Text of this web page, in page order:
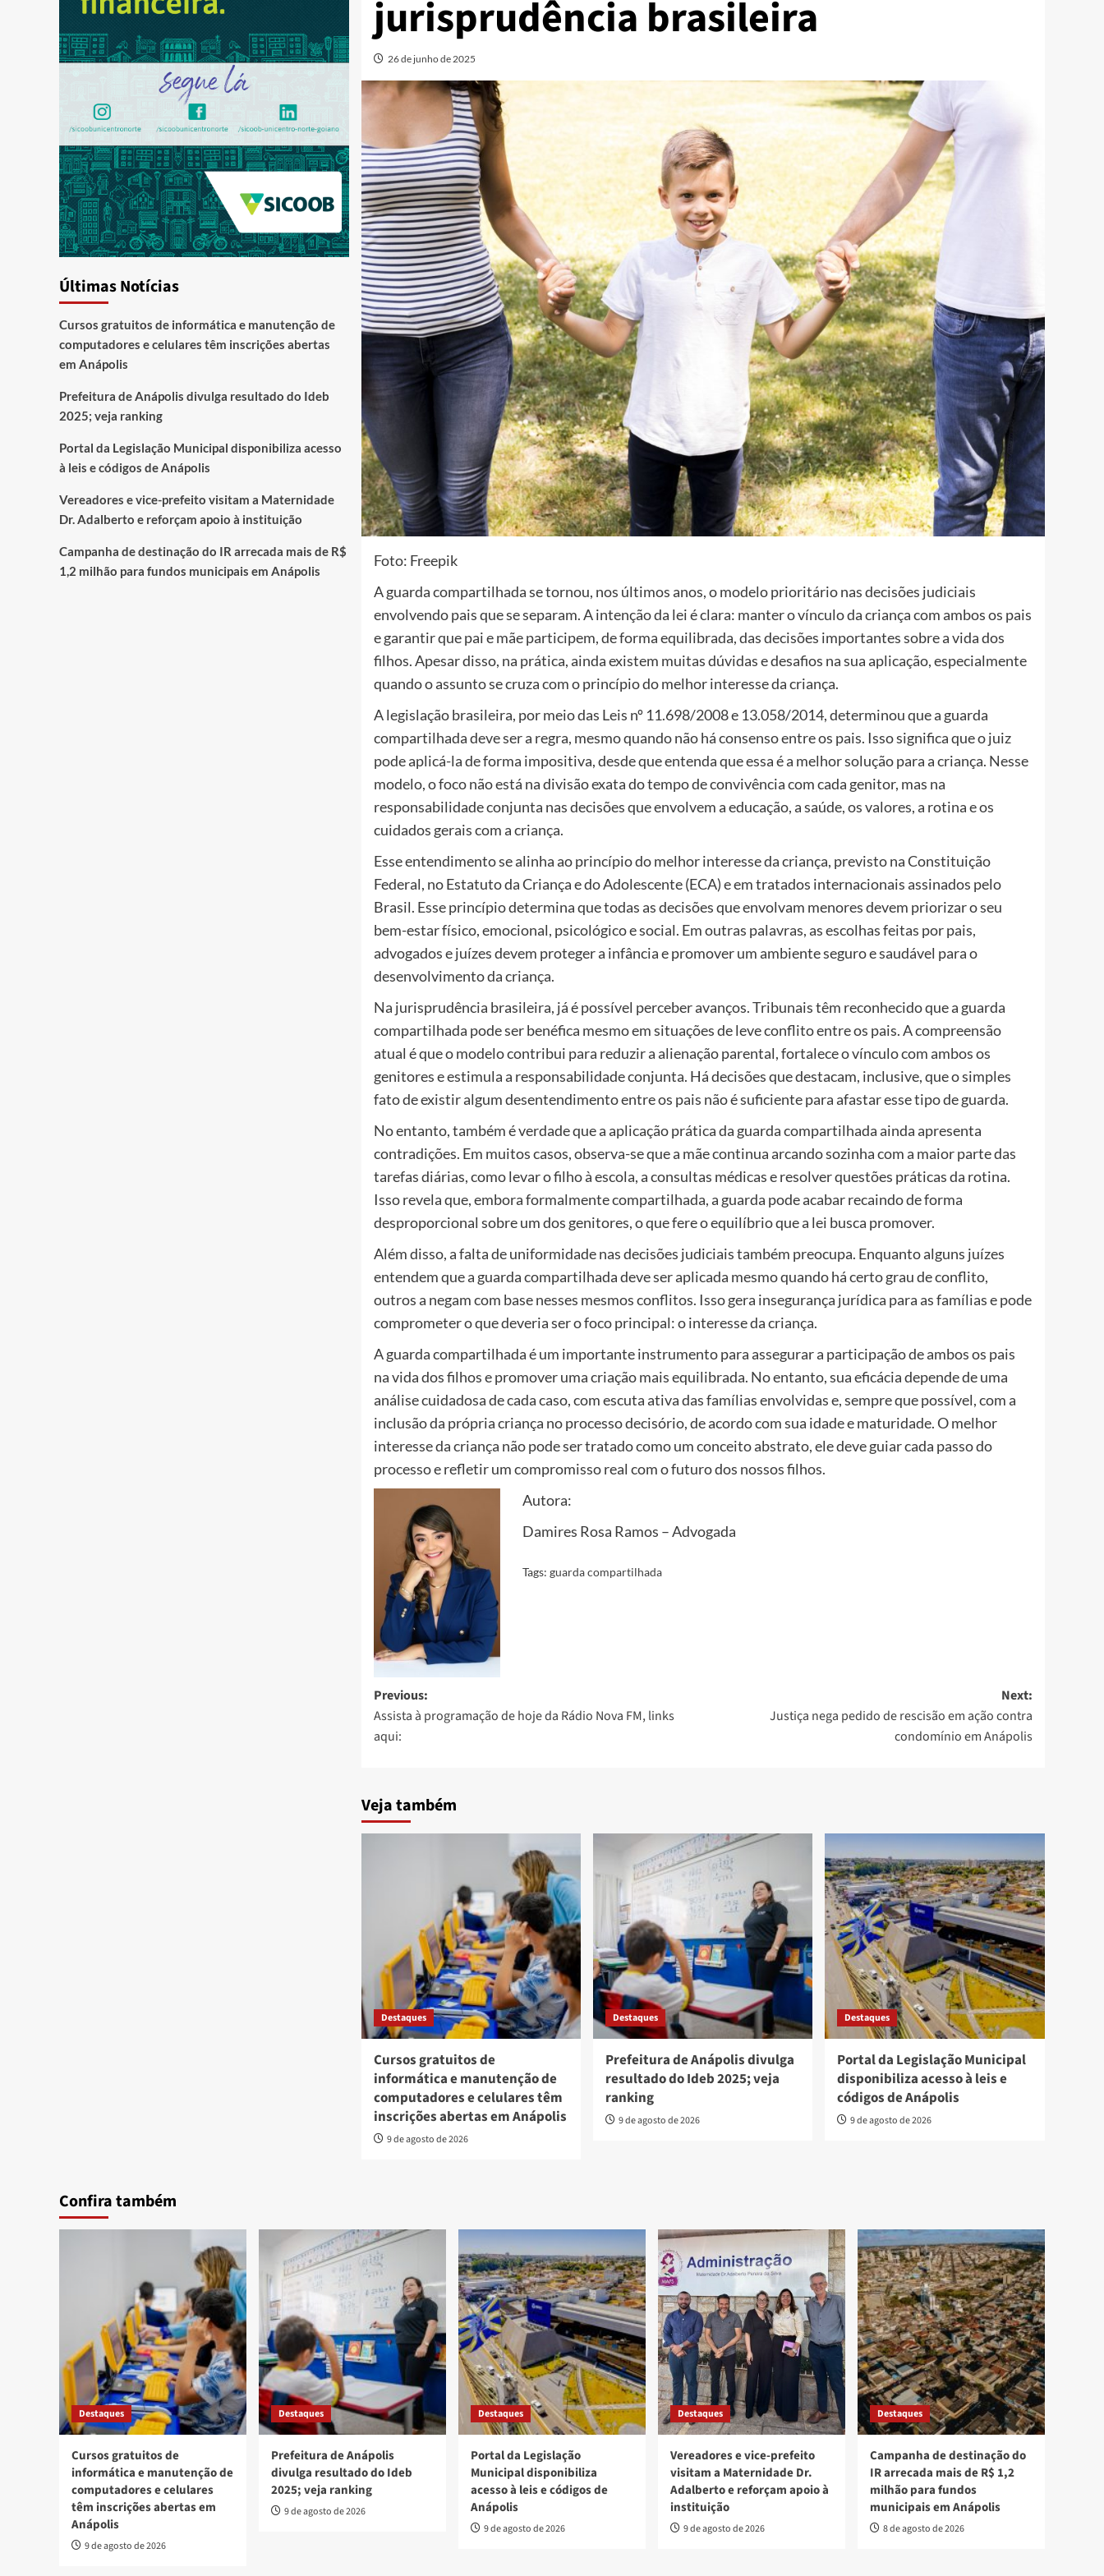
jurisprudência brasileira
26 de junho de 2025
Foto: Freepik
A guarda compartilhada se tornou, nos últimos anos, o modelo prioritário nas decisões judiciais
envolvendo pais que se separam. A intenção da lei é clara: manter o vínculo da criança com ambos os pais
e garantir que pai e mãe participem, de forma equilibrada, das decisões importantes sobre a vida dos
filhos. Apesar disso, na prática, ainda existem muitas dúvidas e desafios na sua aplicação, especialmente
quando o assunto se cruza com o princípio do melhor interesse da criança.
A legislação brasileira, por meio das Leis nº 11.698/2008 e 13.058/2014, determinou que a guarda
compartilhada deve ser a regra, mesmo quando não há consenso entre os pais. Isso significa que o juiz
pode aplicá-la de forma impositiva, desde que entenda que essa é a melhor solução para a criança. Nesse
modelo, o foco não está na divisão exata do tempo de convivência com cada genitor, mas na
responsabilidade conjunta nas decisões que envolvem a educação, a saúde, os valores, a rotina e os
cuidados gerais com a criança.
Esse entendimento se alinha ao princípio do melhor interesse da criança, previsto na Constituição
Federal, no Estatuto da Criança e do Adolescente (ECA) e em tratados internacionais assinados pelo
Brasil. Esse princípio determina que todas as decisões que envolvam menores devem priorizar o seu
bem-estar físico, emocional, psicológico e social. Em outras palavras, as escolhas feitas por pais,
advogados e juízes devem proteger a infância e promover um ambiente seguro e saudável para o
desenvolvimento da criança.
Na jurisprudência brasileira, já é possível perceber avanços. Tribunais têm reconhecido que a guarda
compartilhada pode ser benéfica mesmo em situações de leve conflito entre os pais. A compreensão
atual é que o modelo contribui para reduzir a alienação parental, fortalece o vínculo com ambos os
genitores e estimula a responsabilidade conjunta. Há decisões que destacam, inclusive, que o simples
fato de existir algum desentendimento entre os pais não é suficiente para afastar esse tipo de guarda.
No entanto, também é verdade que a aplicação prática da guarda compartilhada ainda apresenta
contradições. Em muitos casos, observa-se que a mãe continua arcando sozinha com a maior parte das
tarefas diárias, como levar o filho à escola, a consultas médicas e resolver questões práticas da rotina.
Isso revela que, embora formalmente compartilhada, a guarda pode acabar recaindo de forma
desproporcional sobre um dos genitores, o que fere o equilíbrio que a lei busca promover.
Além disso, a falta de uniformidade nas decisões judiciais também preocupa. Enquanto alguns juízes
entendem que a guarda compartilhada deve ser aplicada mesmo quando há certo grau de conflito,
outros a negam com base nesses mesmos conflitos. Isso gera insegurança jurídica para as famílias e pode
comprometer o que deveria ser o foco principal: o interesse da criança.
A guarda compartilhada é um importante instrumento para assegurar a participação de ambos os pais
na vida dos filhos e promover uma criação mais equilibrada. No entanto, sua eficácia depende de uma
análise cuidadosa de cada caso, com escuta ativa das famílias envolvidas e, sempre que possível, com a
inclusão da própria criança no processo decisório, de acordo com sua idade e maturidade. O melhor
interesse da criança não pode ser tratado como um conceito abstrato, ele deve guiar cada passo do
processo e refletir um compromisso real com o futuro dos nossos filhos.
Autora:
Damires Rosa Ramos – Advogada
Tags: guarda compartilhada
Post
navigation
Previous:
Assista à programação de hoje da Rádio Nova FM, links
aqui:
Next:
Justiça nega pedido de rescisão em ação contra
condomínio em Anápolis
Veja também
Destaques
Cursos gratuitos de
informática e manutenção de
computadores e celulares têm
inscrições abertas em Anápolis
9 de agosto de 2026
Destaques
Prefeitura de Anápolis divulga
resultado do Ideb 2025; veja
ranking
9 de agosto de 2026
Destaques
Portal da Legislação Municipal
disponibiliza acesso à leis e
códigos de Anápolis
9 de agosto de 2026
Últimas Notícias
Cursos gratuitos de informática e manutenção de
computadores e celulares têm inscrições abertas
em Anápolis
Prefeitura de Anápolis divulga resultado do Ideb
2025; veja ranking
Portal da Legislação Municipal disponibiliza acesso
à leis e códigos de Anápolis
Vereadores e vice-prefeito visitam a Maternidade
Dr. Adalberto e reforçam apoio à instituição
Campanha de destinação do IR arrecada mais de R$
1,2 milhão para fundos municipais em Anápolis
Confira também
Destaques
Cursos gratuitos de
informática e manutenção de
computadores e celulares
têm inscrições abertas em
Anápolis
9 de agosto de 2026
Destaques
Prefeitura de Anápolis
divulga resultado do Ideb
2025; veja ranking
9 de agosto de 2026
Destaques
Portal da Legislação
Municipal disponibiliza
acesso à leis e códigos de
Anápolis
9 de agosto de 2026
Destaques
Vereadores e vice-prefeito
visitam a Maternidade Dr.
Adalberto e reforçam apoio à
instituição
9 de agosto de 2026
Destaques
Campanha de destinação do
IR arrecada mais de R$ 1,2
milhão para fundos
municipais em Anápolis
8 de agosto de 2026